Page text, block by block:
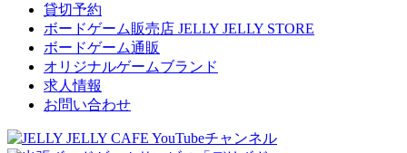
貸切予約
ボードゲーム販売店 JELLY JELLY STORE
ボードゲーム通販
オリジナルゲームブランド
求人情報
お問い合わせ